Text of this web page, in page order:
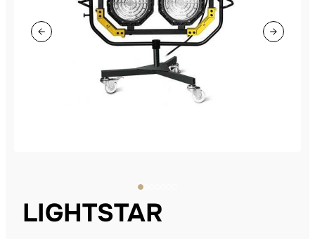
LIGHTSTAR